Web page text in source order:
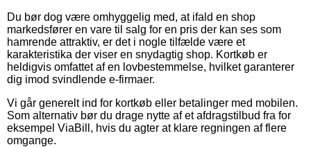
Du bør dog være omhyggelig med, at ifald en shop
markedsfører en vare til salg for en pris der kan ses som
hamrende attraktiv, er det i nogle tilfælde være et
karakteristika der viser en snydagtig shop. Kortkøb er
heldigvis omfattet af en lovbestemmelse, hvilket garanterer
dig imod svindlende e-firmaer.
Vi går generelt ind for kortkøb eller betalinger med mobilen.
Som alternativ bør du drage nytte af et afdragstilbud fra for
eksempel ViaBill, hvis du agter at klare regningen af flere
omgange.